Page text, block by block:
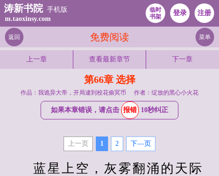
涛新书院 手机版
m.taoxinsy.com
临时
书架
登录 注册
免费阅读
返回 菜单
上一章 查看最新章节 下一章
第66章 选择
作品：我诡异大帝，开局逮到校花偷冥币 作者：绽放的黑心小火花
如果本章错误，请点击 报错 10秒纠正
上一页 1 2 下—页
蓝星上空，灰雾翻涌的天际